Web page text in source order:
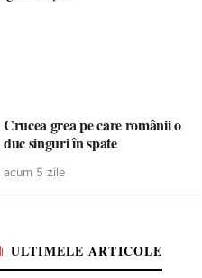
Crucea grea pe care românii o
duc singuri în spate
acum 5 zile
ULTIMELE ARTICOLE